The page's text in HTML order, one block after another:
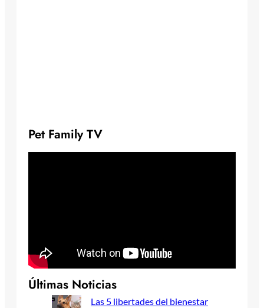
Pet Family TV
Últimas Noticias
Las 5 libertades del bienestar